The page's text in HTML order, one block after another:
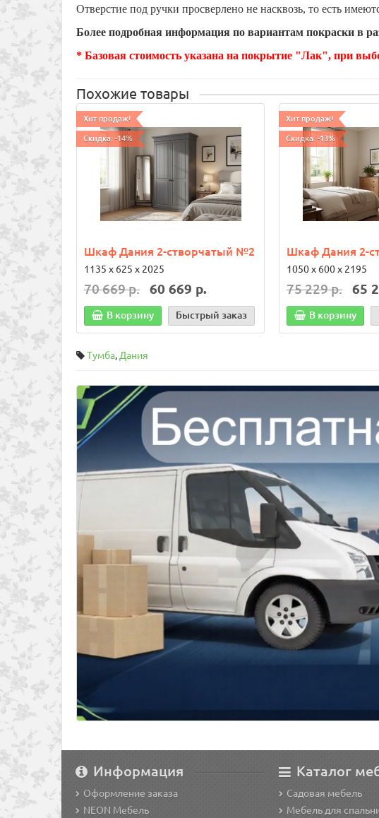
Отверстие под ручки просверлено не насквозь, то есть
Более подробная информация по вариантам покраски в
* Базовая стоимость указана на покрытие "Лак", при
Похожие товары
Хит продаж!
Скидка: -14%
Шкаф Дания 2-створчатый №2
1135 х 625 х 2025
70 669 р. 60 669 р.
В корзину Быстрый заказ
Хит продаж!
Скидка: -13%
Шкаф Дания 2-
1050 х 600 х 2195
75 229 р. 65
В корзину
Тумба, Дания
Информация
Оформление заказа
NEON Мебель
Каталог
Садовая мебель
Мебель для